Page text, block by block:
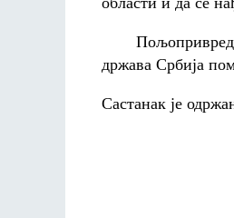
држава Србија
Састанак је